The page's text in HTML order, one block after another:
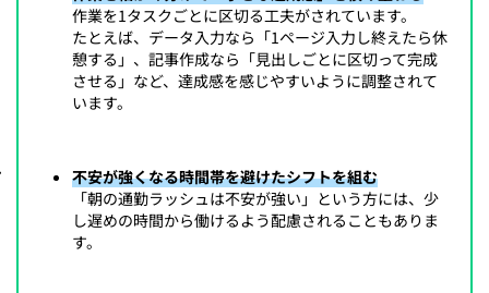
作業を1タスクごとに区切る工夫がされています。
たとえば、データ入力なら「1ページ入力し終えたら休
憩する」、記事作成なら「見出しごとに区切って完成
させる」など、達成感を感じやすいように調整されて
います。
不安が強くなる時間帯を避けたシフトを組む
「朝の通勤ラッシュは不安が強い」という方には、少
し遅めの時間から働けるよう配慮されることもありま
す。